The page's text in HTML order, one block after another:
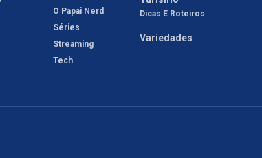
O Papai Nerd
Séries
Streaming
Tech
Dicas E Roteiros
Variedades